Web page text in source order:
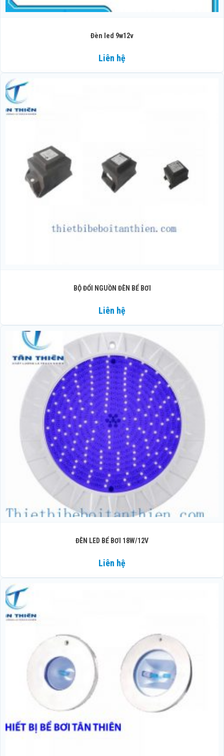
Đèn led 9w12v
Liên hệ
BỘ ĐỔI NGUỒN ĐÈN BỂ BƠI
Liên hệ
ĐÈN LED BỂ BƠI 18W/12V
Liên hệ